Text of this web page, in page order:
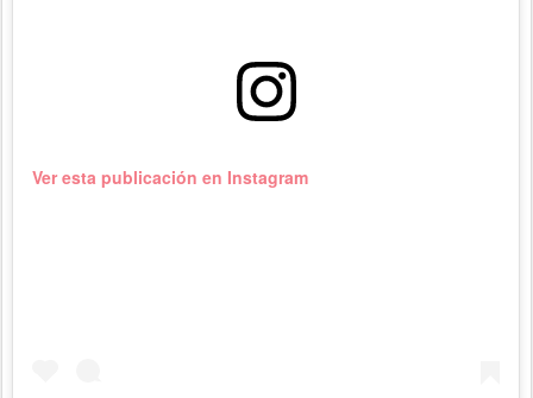
Ver esta publicación en Instagram